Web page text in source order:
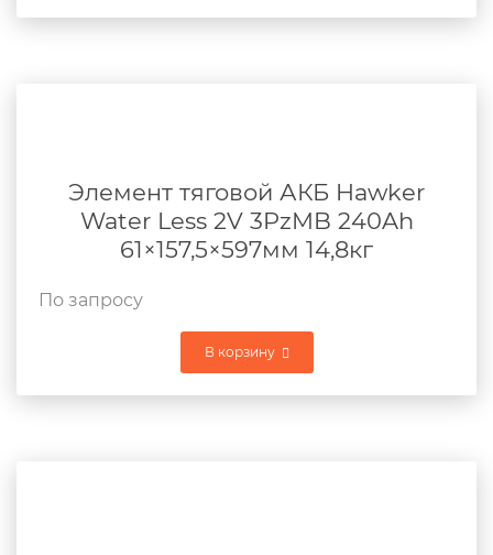
Элемент тяговой АКБ Hawker
Water Less 2V 3PzMB 240Ah
61×157,5×597мм 14,8кг
По запросу
В корзину